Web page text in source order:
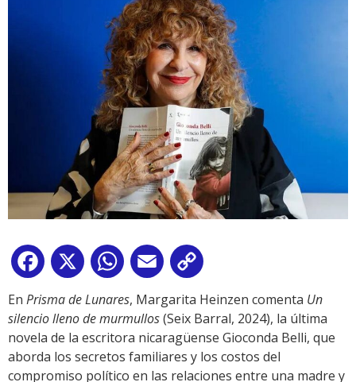
Facebook
X WhatsApp
Email
Link
En Prisma de Lunares, Margarita Heinzen comenta Un
silencio lleno de murmullos(Seix Barral, 2024), la última
novela de la escritora nicaragüense Gioconda Belli, que
aborda los secretos familiares y los costos del
compromiso político en las relaciones entre una madre y